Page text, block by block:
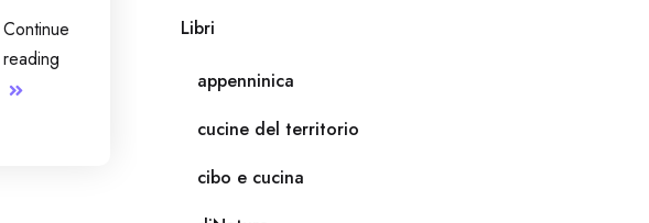
Continue
reading
Libri
appenninica
cucine del territorio
cibo e cucina